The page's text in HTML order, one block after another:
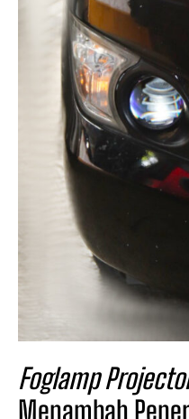
Foglamp
Menambah